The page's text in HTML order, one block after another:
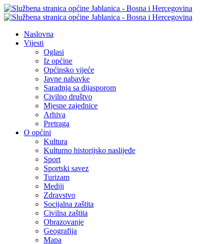
Naslovna
Vijesti
Oglasi
Iz općine
Općinsko vijeće
Javne nabavke
Saradnja sa dijasporom
Civilno društvo
Mjesne zajednice
Arhiva
Pretraga
O općini
Kultura
Kulturno historijsko naslijeđe
Sport
Sportski savez
Turizam
Mediji
Zdravstvo
Socijalna zaštita
Civilna zaštita
Obrazovanje
Geografija
Mapa